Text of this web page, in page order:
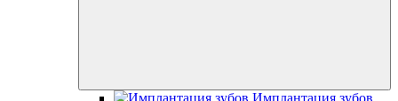
Имплантация зубов